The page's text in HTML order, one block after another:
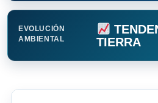
EVOLUCIÓN
AMBIENTAL
TIERRA